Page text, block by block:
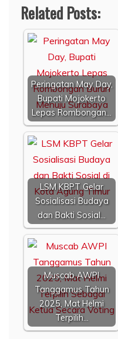
Related Posts:
Peringatan May Day,
Bupati Mojokerto
Lepas Rombongan…
LSM KBPT Gelar
Sosialisasi Budaya
dan Bakti Sosial…
Muscab AWPI
Tanggamus Tahun
2025, Mat Helmi
Terpilih…